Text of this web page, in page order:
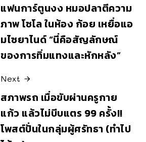
แฟนการ์ตูนงง หมอปลาตีความ
ภาพ โซโล ในห้อง ก้อย เหยื่อแอ
มไซยาไนด์ “นี่คือสัญลักษณ์
ของการทิ่มแทงและหักหลัง”
Next
สภาพรถ เมื่อขับผ่านครูกาย
แก้ว แล้วไม่บีบแตร 99 ครั้ง!!
โพสต์ปั่นในกลุ่มผู้ศรัทธา (ทำไป